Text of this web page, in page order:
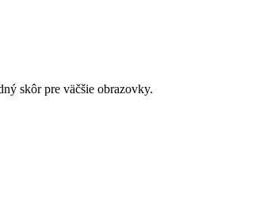
skôr pre väčšie obrazovky.